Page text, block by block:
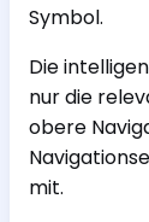
Symbol.
Die
nur die
obere
mit.